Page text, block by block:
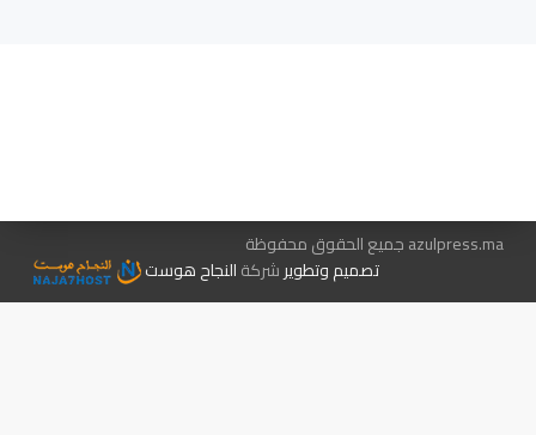
azulpress.ma جميع الحقوق محفوظة
تصميم وتطويرشركةالنجاح هوست